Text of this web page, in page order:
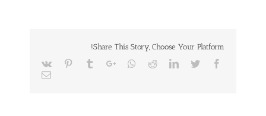
Share This Story, Choose Your Platform!
Facebook
Twitter
LinkedIn
Reddit
Whatsapp
Google+
Tumblr
Pinterest
Vk
Email